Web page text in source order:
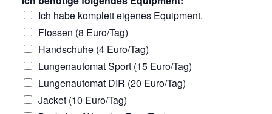
Ich habe komplett eigenes Equipment.
Flossen (8 Euro/Tag)
Handschuhe (4 Euro/Tag)
Lungenautomat Sport (15 Euro/Tag)
Lungenautomat DIR (20 Euro/Tag)
Jacket (10 Euro/Tag)